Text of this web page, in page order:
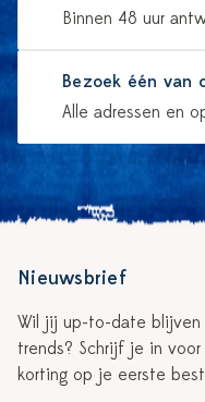
Binnen 48 uur
Bezoek één van
Alle adressen en
Nieuwsbrief
Wil jij up-to-date
trends? Schrijf je in
korting op je eerste